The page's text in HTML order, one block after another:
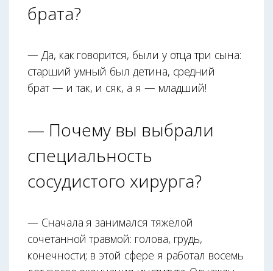
брата?
— Да, как говорится, были у отца три сына:
старший умный был детина, средний
брат — и так, и сяк, а я — младший!
— Почему вы выбрали
специальность
сосудистого хирурга?
— Сначала я занимался тяжёлой
сочетанной травмой: голова, грудь,
конечности; в этой сфере я работал восемь